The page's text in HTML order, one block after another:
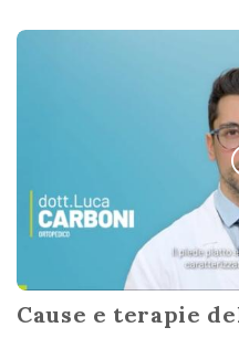
Cause e terapie